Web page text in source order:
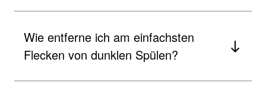
Wie entferne ich am einfachsten
Flecken von dunklen Spülen?